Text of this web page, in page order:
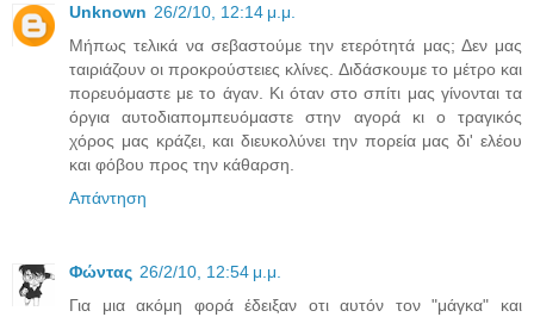
Unknown 26/2/10, 12:14 μ.μ.
Μήπως τελικά να σεβαστούμε την ετερότητά μας; Δεν μας
ταιριάζουν οι προκρούστειες κλίνες. Διδάσκουμε το μέτρο και
πορευόμαστε με το άγαν. Κι όταν στο σπίτι μας γίνονται τα
όργια αυτοδιαπομπευόμαστε στην αγορά κι ο τραγικός
χόρος μας κράζει, και διευκολύνει την πορεία μας δι' ελέου
και φόβου προς την κάθαρση.
Απάντηση
Φώντας 26/2/10, 12:54 μ.μ.
Για μια ακόμη φορά έδειξαν οτι αυτόν τον "μάγκα" και